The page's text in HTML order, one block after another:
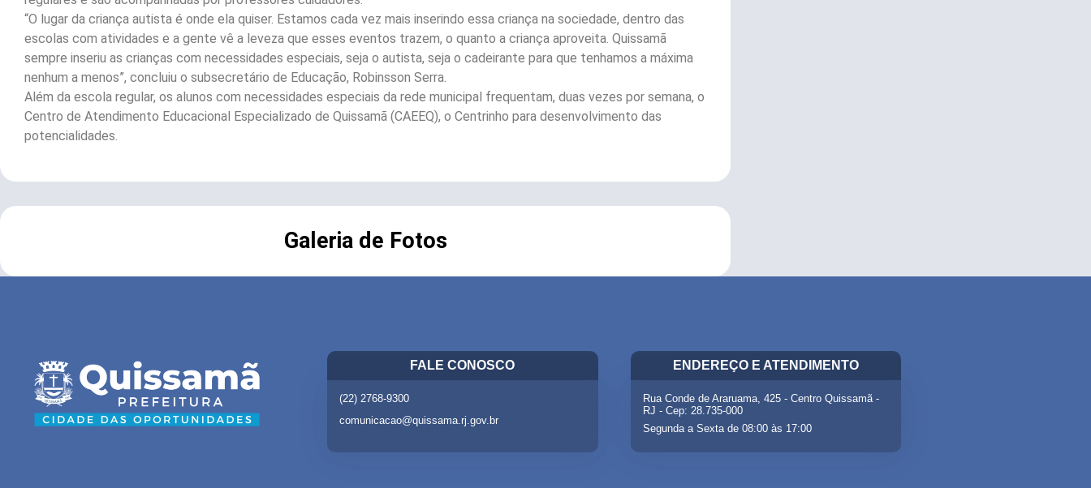
“O lugar da criança autista é onde ela quiser. Estamos cada vez mais inserindo essa criança na sociedade, dentro das
escolas com atividades e a gente vê a leveza que esses eventos trazem, o quanto a criança aproveita. Quissamã
sempre inseriu as crianças com necessidades especiais, seja o autista, seja o cadeirante para que tenhamos a máxima
nenhum a menos”, concluiu o subsecretário de Educação, Robinsson Serra.
Além da escola regular, os alunos com necessidades especiais da rede municipal frequentam, duas vezes por semana, o
Centro de Atendimento Educacional Especializado de Quissamã (CAEEQ), o Centrinho para desenvolvimento das
potencialidades.
Galeria de Fotos
FALE CONOSCO
(22) 2768-9300
comunicacao@quissama.rj.gov.br
ENDEREÇO E ATENDIMENTO
Rua Conde de Araruama, 425 - Centro Quissamã -
RJ - Cep: 28.735-000
Segunda a Sexta de 08:00 às 17:00